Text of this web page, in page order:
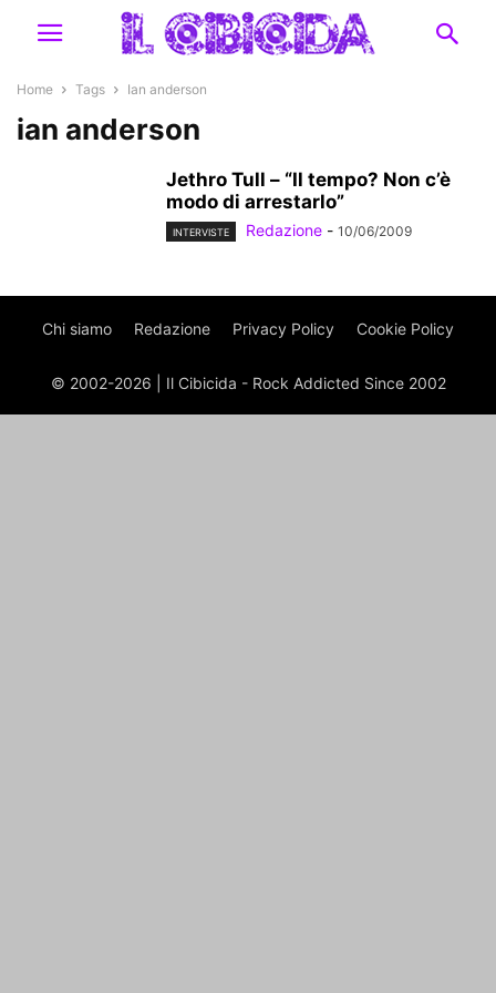
Home Tags Ian anderson
ian anderson
Jethro Tull – “Il tempo? Non c’è
modo di arrestarlo”
INTERVISTE Redazione - 10/06/2009
Chi siamo Redazione Privacy Policy Cookie Policy
© 2002-2026 | Il Cibicida - Rock Addicted Since 2002